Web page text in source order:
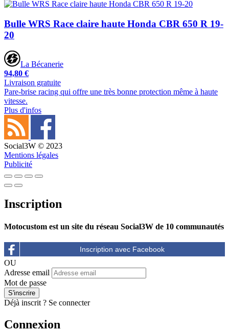
Bulle WRS Race claire haute Honda CBR 650 R 19-
20
La Bécanerie
94,80 €
Livraison gratuite
Pare-brise racing qui offre une très bonne protection même à haute
vitesse.
Plus d'infos
Social3W © 2023
Mentions légales
Publicité
Inscription
Motocustom est un site du réseau Social3W de 10 communautés
OU
Adresse email
Mot de passe
Déjà inscrit ? Se connecter
Connexion